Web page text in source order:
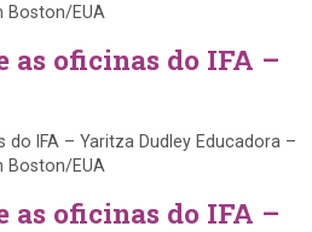
Boston/EUA
as oficinas do IFA –
IFA – Yaritza Dudley Educadora –
Boston/EUA
as oficinas do IFA –